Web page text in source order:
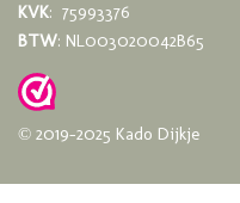
KVK: 75993376
BTW: NL003020042B65
© 2019-2025 Kado Dijkje